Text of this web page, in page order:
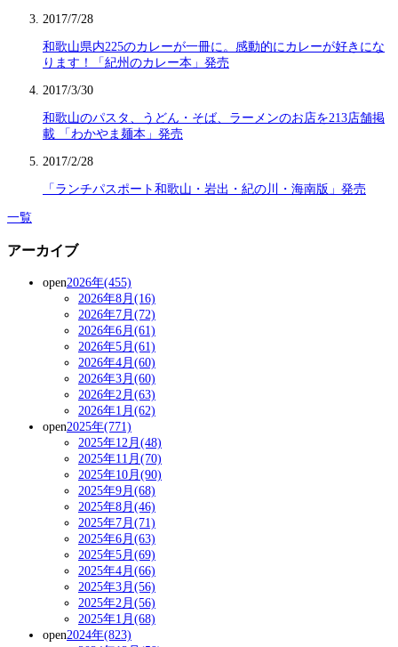
2017/7/28
和歌山県内225のカレーが一冊に。感動的にカレーが好きにな
ります！「紀州のカレー本」発売
2017/3/30
和歌山のパスタ、うどん・そば、ラーメンのお店を213店舗掲
載 「わかやま麺本」発売
2017/2/28
「ランチパスポート和歌山・岩出・紀の川・海南版」発売
一覧
アーカイブ
open2026年(455)
2026年8月(16)
2026年7月(72)
2026年6月(61)
2026年5月(61)
2026年4月(60)
2026年3月(60)
2026年2月(63)
2026年1月(62)
open2025年(771)
2025年12月(48)
2025年11月(70)
2025年10月(90)
2025年9月(68)
2025年8月(46)
2025年7月(71)
2025年6月(63)
2025年5月(69)
2025年4月(66)
2025年3月(56)
2025年2月(56)
2025年1月(68)
open2024年(823)